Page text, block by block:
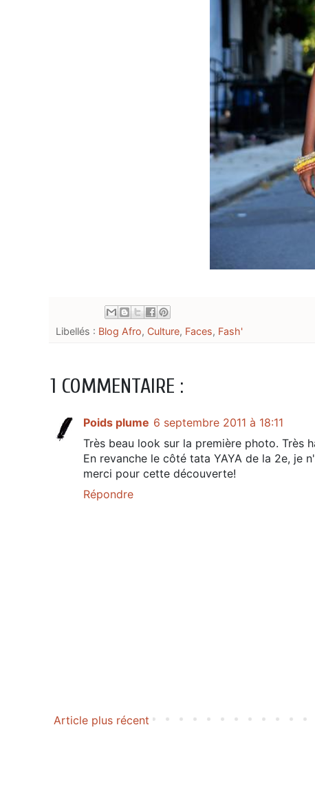
Libellés : Blog Afro, Culture, Faces, Fash'
1 COMMENTAIRE :
Poids plume 6 septembre 2011 à 18:11
Très beau look sur la première photo. Très
En revanche le côté tata YAYA de la 2e, je
merci pour cette découverte!
Répondre
Article plus récent